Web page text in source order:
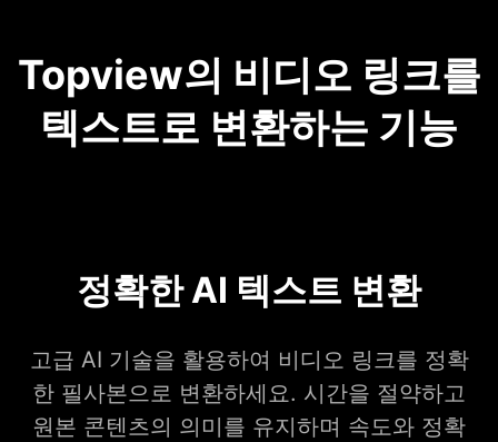
Topview의 비디오 링크를
텍스트로 변환하는 기능
정확한 AI 텍스트 변환
고급 AI 기술을 활용하여 비디오 링크를 정확
한 필사본으로 변환하세요. 시간을 절약하고
원본 콘텐츠의 의미를 유지하며 속도와 정확